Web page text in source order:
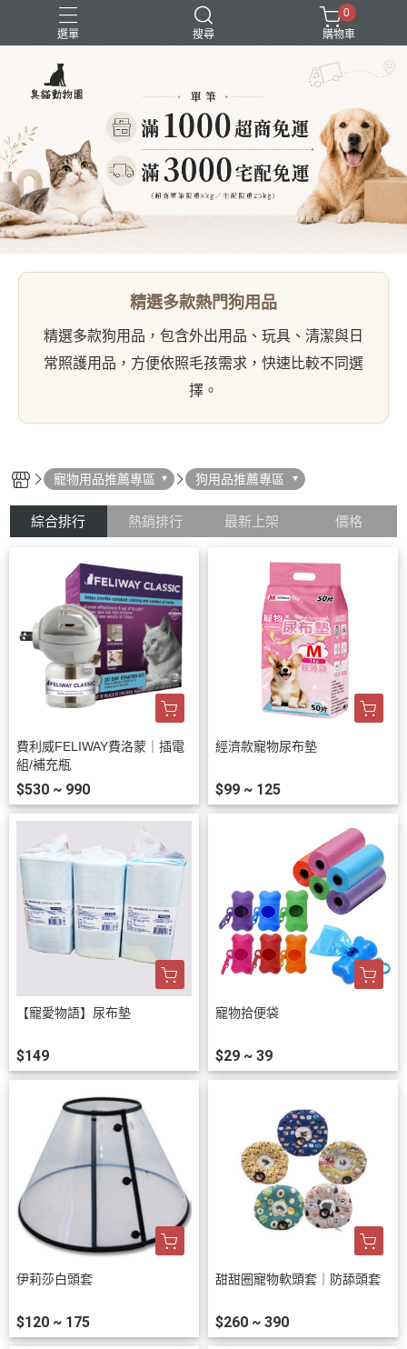
選單 搜尋
新品上市 精選商品 試吃組合 超強除臭
0
購物車
精選多款熱門狗用品
精選多款狗用品，包含外出用品、玩具、清潔與日
常照護用品，方便依照毛孩需求，快速比較不同選
擇。
寵物用品推薦專區 狗用品推薦專區
綜合排行 熱銷排行 最新上架 價格
費利威FELIWAY費洛蒙｜插電
組/補充瓶
$530 ~ 990
經濟款寵物尿布墊
$99 ~ 125
【寵愛物語】尿布墊
$149
寵物拾便袋
$29 ~ 39
伊莉莎白頭套
$120 ~ 175
甜甜圈寵物軟頭套｜防舔頭套
$260 ~ 390